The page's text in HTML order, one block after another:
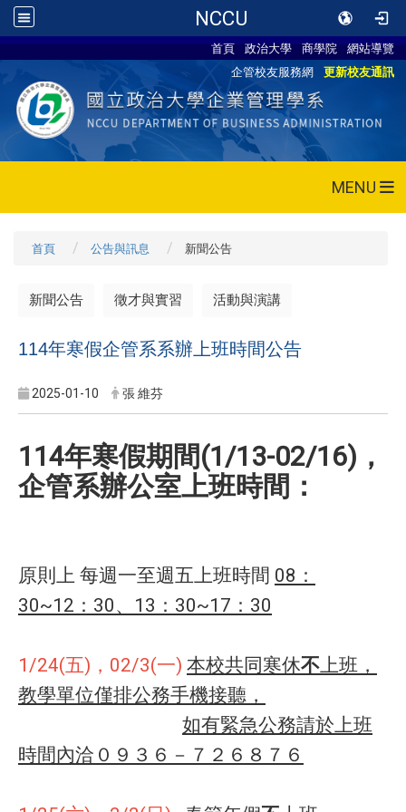
NCCU
首頁 政治大學 商學院
網站導覽
企管校友服務網
更新校友通訊
MENU
首頁 公告與訊息 新聞公告
新聞公告 徵才與實習 活動與演講
114年寒假企管系系辦上班時間公告
2025-01-10 張 維芬
114年寒假期間(1/13-02/16)，
企管系辦公室上班時間：
原則上 每週一至週五上班時間 08 ：
30~12：30、13：30~17：30
1/24(五)，02/3(一) 本校共同寒休不上班，
教學單位僅排公務手機接聽，
如有緊急公務請於上班
時間內洽０９３６－７２６８７６